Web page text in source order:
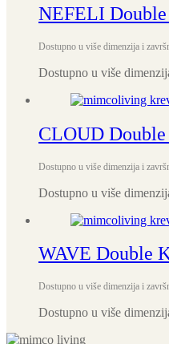
NEFELI
Dostupno u više dimenzija i
Dostupno u više
CLOUD
Dostupno u više dimenzija i
Dostupno u više
WAVE Double
Dostupno u više dimenzija i
Dostupno u više